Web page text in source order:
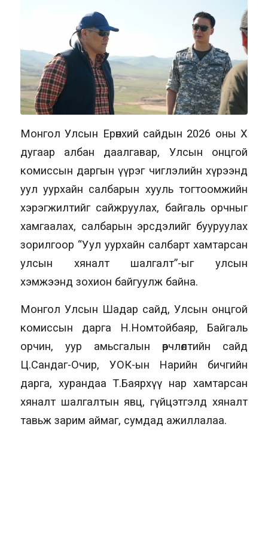
Монгол Улсын Ерөнхий сайдын 2026 оны X
дугаар албан даалгавар, Улсын онцгой
комиссын даргын үүрэг чиглэлийн хүрээнд
уул уурхайн салбарын хууль тогтоомжийн
хэрэгжилтийг сайжруулах, байгаль орчныг
хамгаалах, салбарын эрсдэлийг бууруулах
зорилгоор “Уул уурхайн салбарт хамтарсан
улсын хяналт шалгалт”-ыг улсын
хэмжээнд зохион байгуулж байна.
Монгол Улсын Шадар сайд, Улсын онцгой
комиссын дарга Н.Номтойбаяр, Байгаль
орчин, уур амьсгалын өөрчлөлтийн сайд
Ц.Сандаг-Очир, УОК-ын Нарийн бичгийн
дарга, хурандаа Т.Баярхүү нар хамтарсан
хяналт шалгалтын явц, гүйцэтгэлд хяналт
тавьж зарим аймаг, сумдад ажиллалаа.